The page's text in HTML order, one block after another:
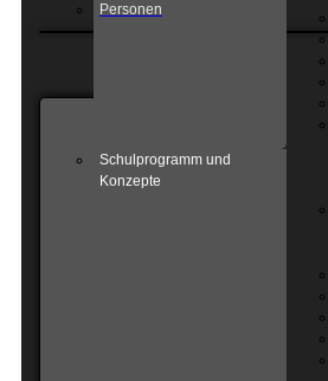
Personen
Schulprogramm und
Konzepte